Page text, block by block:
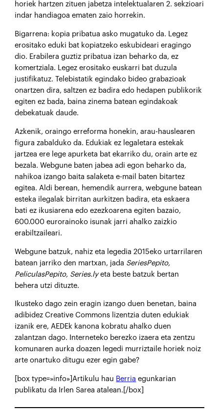
horiek hartzen zituen jabetza intelektualaren 2. sekzioari
indar handiagoa ematen zaio horrekin.
Bigarrena: kopia pribatua asko mugatuko da. Legez
erositako eduki bat kopiatzeko eskubideari eragingo
dio. Erabilera guztiz pribatua izan beharko da, ez
komertziala. Legez erositako euskarri bat duzula
justifikatuz. Telebistatik egindako bideo grabazioak
onartzen dira, saltzen ez badira edo hedapen publikorik
egiten ez bada, baina zinema batean egindakoak
debekatuak daude.
Azkenik, oraingo erreforma honekin, arau-hauslearen
figura zabalduko da. Edukiak ez legaletara estekak
jartzea ere lege apurketa bat ekarriko du, orain arte ez
bezala. Webgune baten jabea adi egon beharko da,
nahikoa izango baita salaketa e-mail baten bitartez
egitea. Aldi berean, hemendik aurrera, webgune batean
esteka ilegalak birritan aurkitzen badira, eta eskaera
bati ez ikusiarena edo ezezkoarena egiten bazaio,
600.000 eurorainoko isunak jarri ahalko zaizkio
erabiltzaileari.
Webgune batzuk, nahiz eta legedia 2015eko urtarrilaren
batean jarriko den martxan, jada SeriesPepito,
PeliculasPepito, Series.lyeta beste batzuk bertan
behera utzi dituzte.
Ikusteko dago zein eragin izango duen benetan, baina
adibidez Creative Commons lizentzia duten edukiak
izanik ere, AEDEk kanona kobratu ahalko duen
zalantzan dago. Interneteko berezko izaera eta zentzu
komunaren aurka doazen legedi murriztaile horiek noiz
arte onartuko ditugu ezer egin gabe?
[box type=»info»]Artikulu hau Berria egunkarian
publikatu da Irlen Sarea atalean.[/box]